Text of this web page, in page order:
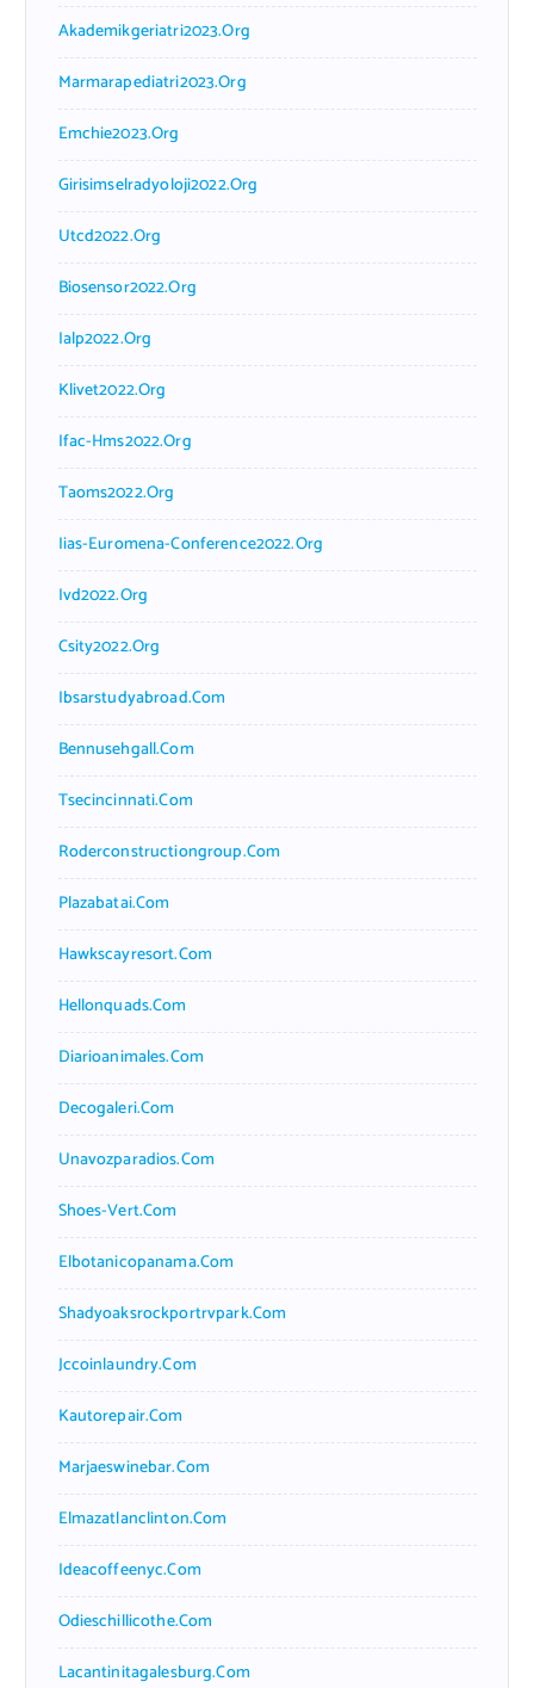
Akademikgeriatri2023.org
Marmarapediatri2023.org
Emchie2023.org
Girisimselradyoloji2022.org
Utcd2022.org
Biosensor2022.org
Ialp2022.org
Klivet2022.org
Ifac-Hms2022.org
Taoms2022.org
Iias-Euromena-Conference2022.org
Ivd2022.org
Csity2022.org
Ibsarstudyabroad.com
Bennusehgall.com
Tsecincinnati.com
Roderconstructiongroup.com
Plazabatai.com
Hawkscayresort.com
Hellonquads.com
Diarioanimales.com
Decogaleri.com
Unavozparadios.com
Shoes-Vert.com
Elbotanicopanama.com
Shadyoaksrockportrvpark.com
Jccoinlaundry.com
Kautorepair.com
Marjaeswinebar.com
Elmazatlanclinton.com
Ideacoffeenyc.com
Odieschillicothe.com
Lacantinitagalesburg.com